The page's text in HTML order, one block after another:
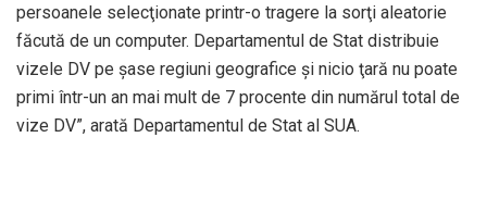
persoanele selecţionate printr-o tragere la sorţi aleatorie
făcută de un computer. Departamentul de Stat distribuie
vizele DV pe şase regiuni geografice şi nicio ţară nu poate
primi într-un an mai mult de 7 procente din numărul total de
vize DV”, arată Departamentul de Stat al SUA.